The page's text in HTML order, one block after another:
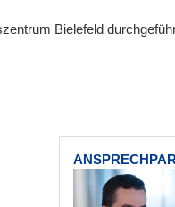
Bielefeld